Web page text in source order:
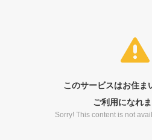
このサービスはお住ま
ご利用になれま
Sorry! This content is not